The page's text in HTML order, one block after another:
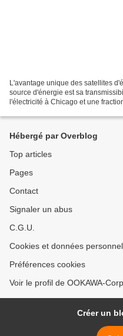
L'avantage unique des satellites
source d'énergie est sa
l'électricité à Chicago et une
Hébergé par Overblog
Top articles
Pages
Contact
Signaler un abus
C.G.U.
Cookies et données
Préférences cookies
Voir le profil de OOKAWA-
Créer un